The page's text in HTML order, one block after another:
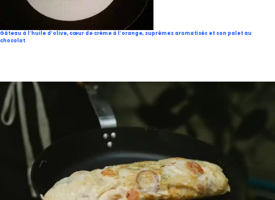
Gâteau à l’huile d’olive, cœur de crème à l’orange, suprêmes aromatisés et son palet au
chocolat